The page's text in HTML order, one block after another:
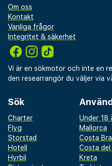
Om oss
Kontakt
Vanliga frågor
Integritet & säkerhet
Vi är en sökmotor och inte en
den researrangör du väljer via
Sök
Charter
Flyg
Storstad
Hotell
Hyrbil
Under 18
Mallorca
Costa
Costa del
Kreta